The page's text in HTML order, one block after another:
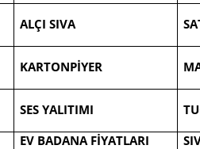
ALÇI SIVA
KARTONPİYER
SES YALITIMI
EV BADANA FİYATLARI